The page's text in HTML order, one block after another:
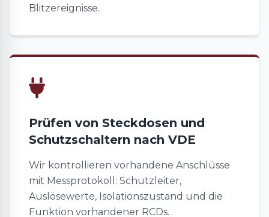
Blitzereignisse.
Prüfen von Steckdosen und
Schutzschaltern nach VDE
Wir kontrollieren vorhandene Anschlüsse
mit Messprotokoll: Schutzleiter,
Auslösewerte, Isolationszustand und die
Funktion vorhandener RCDs.